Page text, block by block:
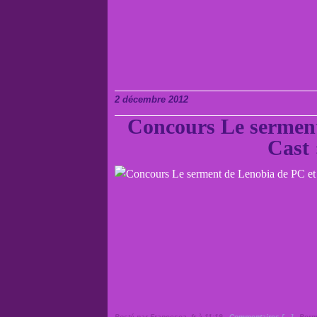
2 décembre 2012
Concours Le
Cast